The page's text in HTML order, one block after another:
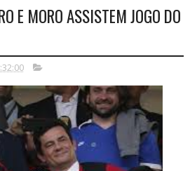
E MORO ASSISTEM JOGO DO